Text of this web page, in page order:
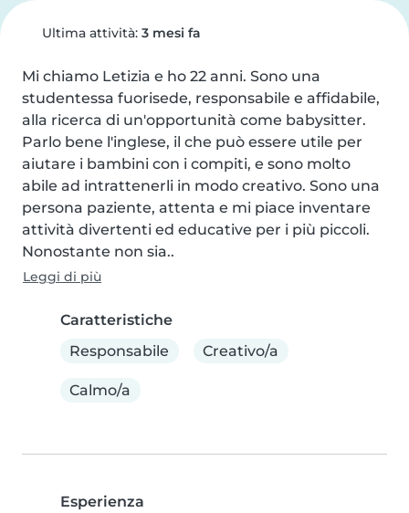
Ultima attività: 3 mesi fa
Mi chiamo Letizia e ho 22 anni. Sono una
studentessa fuorisede, responsabile e affidabile,
alla ricerca di un'opportunità come babysitter.
Parlo bene l'inglese, il che può essere utile per
aiutare i bambini con i compiti, e sono molto
abile ad intrattenerli in modo creativo. Sono una
persona paziente, attenta e mi piace inventare
attività divertenti ed educative per i più piccoli.
Nonostante non sia..
Leggi di più
Caratteristiche
Responsabile
Creativo/a
Calmo/a
Esperienza